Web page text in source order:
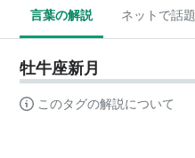
言葉の解説 ネットで話題
牡牛座新月
このタグの解説について